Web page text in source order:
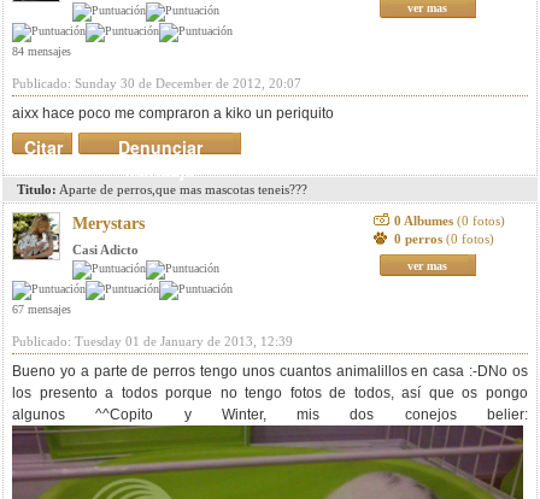
84 mensajes
ver mas
Publicado: Sunday 30 de December de 2012, 20:07
aixx hace poco me compraron a kiko un periquito
Denunciar
mensaje
Citar
Titulo: Aparte de perros,que mas mascotas teneis???
Merystars
Casi Adicto
67 mensajes
0 Albumes (0 fotos)
0 perros (0 fotos)
ver mas
Publicado: Tuesday 01 de January de 2013, 12:39
Bueno yo a parte de perros tengo unos cuantos animalillos en casa :-DNo os
los presento a todos porque no tengo fotos de todos, así que os pongo
algunos ^^Copito y Winter, mis dos conejos belier: